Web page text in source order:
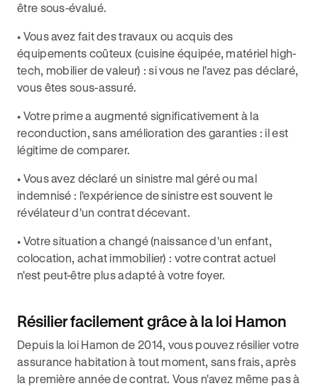
être sous-évalué.
• Vous avez fait des travaux ou acquis des
équipements coûteux (cuisine équipée, matériel high-
tech, mobilier de valeur) : si vous ne l'avez pas déclaré,
vous êtes sous-assuré.
• Votre prime a augmenté significativement à la
reconduction, sans amélioration des garanties : il est
légitime de comparer.
• Vous avez déclaré un sinistre mal géré ou mal
indemnisé : l'expérience de sinistre est souvent le
révélateur d'un contrat décevant.
• Votre situation a changé (naissance d'un enfant,
colocation, achat immobilier) : votre contrat actuel
n'est peut-être plus adapté à votre foyer.
Résilier facilement grâce à la loi Hamon
Depuis la loi Hamon de 2014, vous pouvez résilier votre
assurance habitation à tout moment, sans frais, après
la première année de contrat. Vous n'avez même pas à